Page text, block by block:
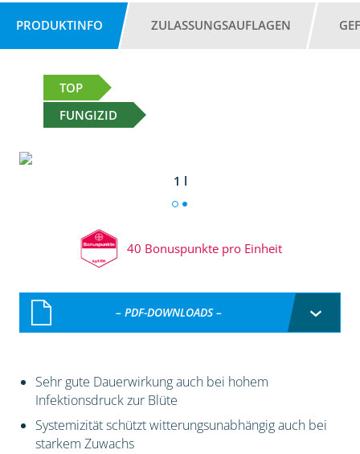
PRODUKTINFO ZULASSUNGSAUFLAGEN
TOP
FUNGIZID
1 l
40 Bonuspunkte pro Einheit
– PDF-DOWNLOADS –
Sehr gute Dauerwirkung auch bei hohem
Infektionsdruck zur Blüte
Systemizität schützt witterungsunabhängig auch bei
starkem Zuwachs